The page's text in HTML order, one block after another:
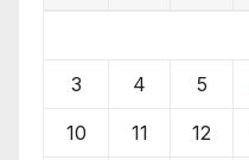
3 4 5
10 11 12